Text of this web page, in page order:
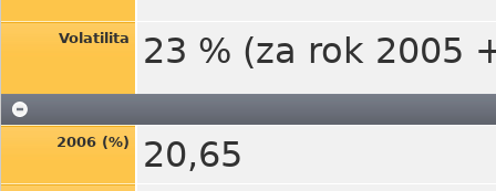
Volatilita 23 % (za rok 2005
2006 (%) 20,65